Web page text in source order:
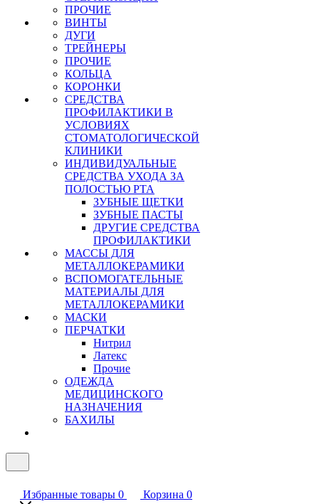
ПРОЧИЕ
ВИНТЫ
ДУГИ
ТРЕЙНЕРЫ
ПРОЧИЕ
КОЛЬЦА
КОРОНКИ
СРЕДСТВА
ПРОФИЛАКТИКИ В
УСЛОВИЯХ
СТОМАТОЛОГИЧЕСКОЙ
КЛИНИКИ
ИНДИВИДУАЛЬНЫЕ
СРЕДСТВА УХОДА ЗА
ПОЛОСТЬЮ РТА
ЗУБНЫЕ ЩЕТКИ
ЗУБНЫЕ ПАСТЫ
ДРУГИЕ СРЕДСТВА
ПРОФИЛАКТИКИ
МАССЫ ДЛЯ
МЕТАЛЛОКЕРАМИКИ
ВСПОМОГАТЕЛЬНЫЕ
МАТЕРИАЛЫ ДЛЯ
МЕТАЛЛОКЕРАМИКИ
МАСКИ
ПЕРЧАТКИ
Нитрил
Латекс
Прочие
ОДЕЖДА
МЕДИЦИНСКОГО
НАЗНАЧЕНИЯ
БАХИЛЫ
Избранные товары 0 Корзина 0